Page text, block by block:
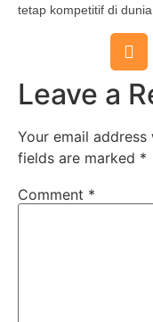
tetap kompetitif di
Leave a
Your email
fields are marked *
Comment *